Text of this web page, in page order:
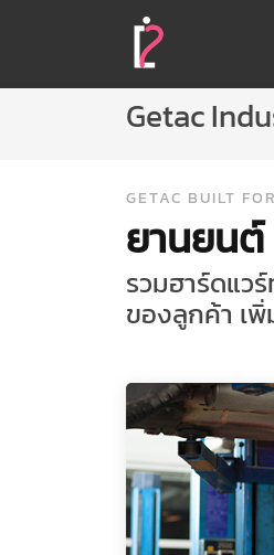
Getac
GETAC BUILT
ยานยนต์
รวมฮาร์ดแว
ของลูกค้า เ